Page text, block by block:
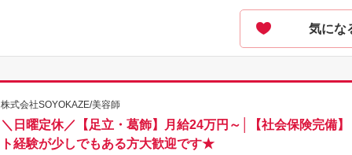
気にな
株式会社SOYOKAZE/美容師
＼日曜定休／【足立・葛飾】月給24万円～│【社会保険完備
ト経験が少しでもある方大歓迎です★